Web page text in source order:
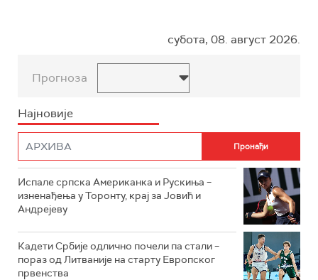
субота, 08. август 2026.
Прогноза
Најновије
Испале српска Американка и Рускиња –
изненађења у Торонту, крај за Јовић и
Андрејеву
Кадети Србије одлично почели па стали –
пораз од Литваније на старту Европског
првенства